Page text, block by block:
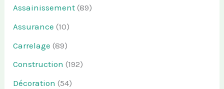
Assainissement (89)
Assurance (10)
Carrelage (89)
Construction (192)
Décoration (54)